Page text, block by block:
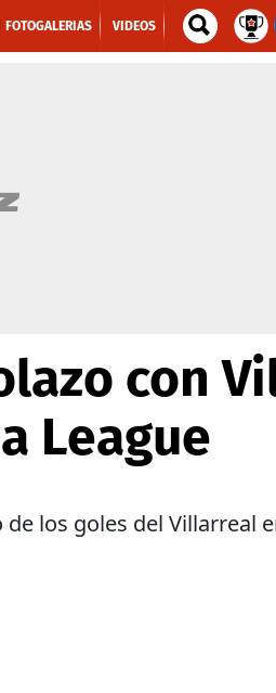
FOTOGALERIAS VIDEOS
con
League
los goles del Villarreal